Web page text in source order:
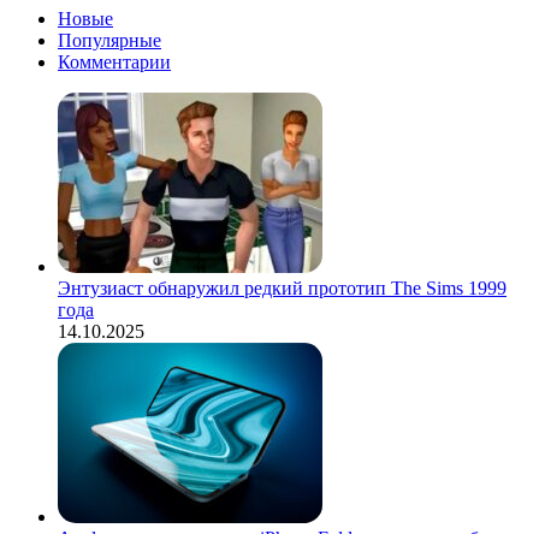
Новые
Популярные
Комментарии
Энтузиаст обнаружил редкий прототип The Sims 1999
года
14.10.2025